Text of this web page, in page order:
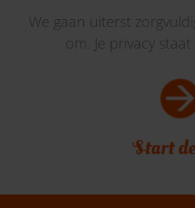
We gaan uiterst
om. Je privacy